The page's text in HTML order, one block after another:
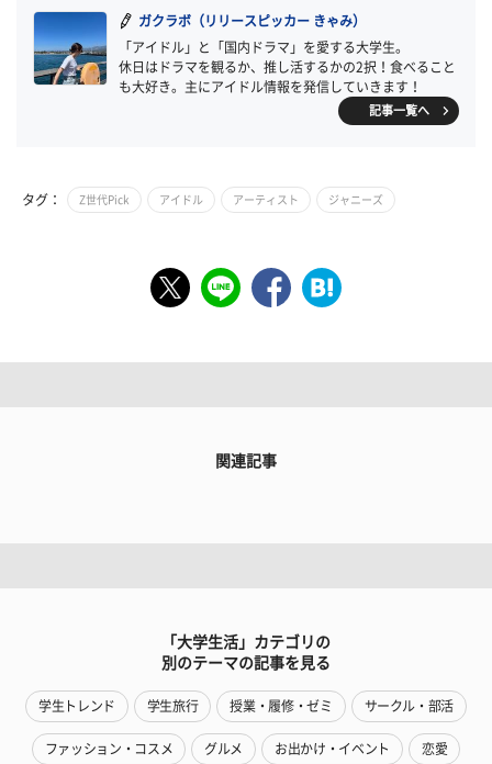
ガクラボ（リリースピッカー きゃみ）
「アイドル」と「国内ドラマ」を愛する大学生。
休日はドラマを観るか、推し活するかの2択！食べること
も大好き。主にアイドル情報を発信していきます！
記事一覧へ
タグ： Z世代Pick アイドル アーティスト ジャニーズ
関連記事
「大学生活」カテゴリの
別のテーマの記事を見る
学生トレンド 学生旅行 授業・履修・ゼミ サークル・部活
ファッション・コスメ グルメ お出かけ・イベント 恋愛